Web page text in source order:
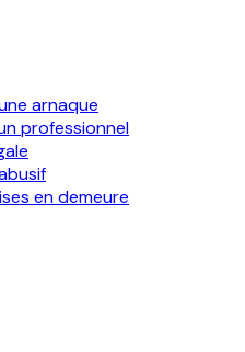
arnaque
professionnel
en demeure